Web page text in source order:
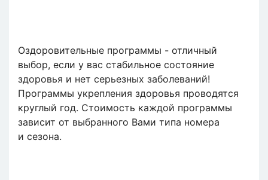
Оздоровительные программы - отличный
выбор, если у вас стабильное состояние
здоровья и нет серьезных заболеваний!
Программы укрепления здоровья проводятся
круглый год. Стоимость каждой программы
зависит от выбранного Вами типа номера
и сезона.